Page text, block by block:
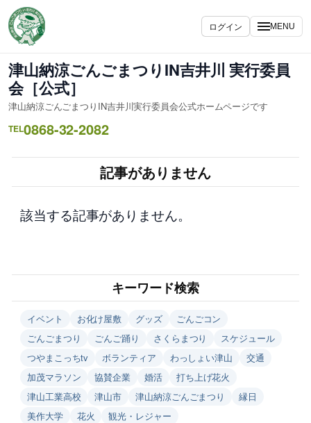
容
を
ス
キ
ッ
プ
ログイン MENU
津山納涼ごんごまつりIN吉井川 実行委員
会［公式］
津山納涼ごんごまつりIN吉井川実行委員会公式ホームページです
TEL0868-32-2082
記事がありません
該当する記事がありません。
キーワード検索
イベント お化け屋敷 グッズ
ごんごコン
ごんごまつり
ごんご踊り さくらまつり
スケジュール
つやまこっちtv
ボランティア わっしょい津山
交通
加茂マラソン
協賛企業 婚活
打ち上げ花火
津山工業高校
津山市 津山納涼ごんごまつり
縁日
美作大学
花火 観光・レジャー